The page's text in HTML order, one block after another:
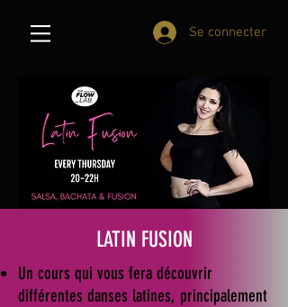
Se connecter
LATIN FUSION
Un cours qui vous fera découvrir
différentes danses latines, principalement